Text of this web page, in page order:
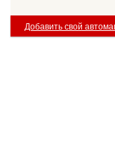
Добавить свой